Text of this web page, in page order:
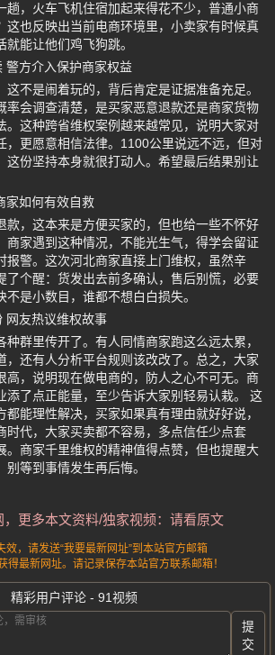
趟，火车飞机住宿加起来得花不少，普通小商
这也反映出当前电商环境里，小卖家有时候真
能让他们鸡飞狗跳。
警方介入保护商家权益
不是闹着玩的，背后肯定是证据准备充足。
率会调查清楚，是买家恶意退款还是商家货物
。这种跨省维权案例越来越常见，说明大家对
，更愿意相信法律。1100公里说远不远，但对
这份坚持本身就很打动人。希望最后结果别让
家如何有效自救
款，这本来是方便买家的，但也给一些不怀好
商家遇到这种情况，不能光生气，得学会留证
报警。这次河北商家直接上门维权，虽然辛
了个醒：货发出去前多确认，售后别慌，必要
不是小数目，谁都不想白白损失。
网友热议维权故事
群里传开了。有人同情商家跑这么远太累，
，还有人分析平台规则该改改了。总之，大家
高，说明现在做电商的，防人之心不可无。商
添了点正能量，至少告诉大家别轻易认栽。 这
能理性解决，买家如果真有理由就好好说，
时代，大家买卖都不容易，多点信任少点套
。商家千里维权的精神值得点赞，但也提醒大
等到事情发生再后悔。
，更多本文资料/独家视频：请看原文
，请发送“我要最新网址”到本站官方邮箱
得最新网址。请记录保存本站官方联系邮箱！
精彩用户评论 - 91视频
提
交